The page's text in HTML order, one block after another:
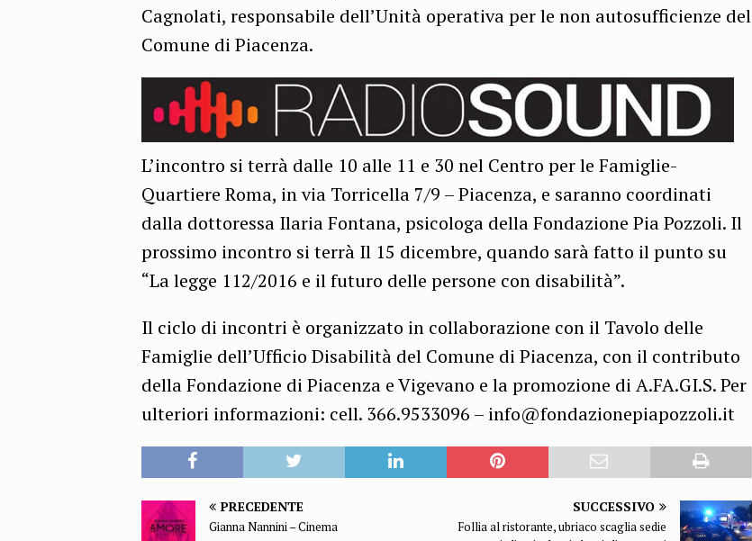
Cagnolati, responsabile dell’Unità operativa per le non autosufficienze del
Comune di Piacenza.
L’incontro si terrà dalle 10 alle 11 e 30 nel Centro per le Famiglie-
Quartiere Roma, in via Torricella 7/9 – Piacenza, e saranno coordinati
dalla dottoressa Ilaria Fontana, psicologa della Fondazione Pia Pozzoli. Il
prossimo incontro si terrà Il 15 dicembre, quando sarà fatto il punto su
“La legge 112/2016 e il futuro delle persone con disabilità”.
Il ciclo di incontri è organizzato in collaborazione con il Tavolo delle
Famiglie dell’Ufficio Disabilità del Comune di Piacenza, con il contributo
della Fondazione di Piacenza e Vigevano e la promozione di A.FA.GI.S. Per
ulteriori informazioni: cell. 366.9533096 – info@fondazionepiapozzoli.it
PRECEDENTE
Gianna Nannini – Cinema
SUCCESSIVO
Follia al ristorante, ubriaco scaglia sedie